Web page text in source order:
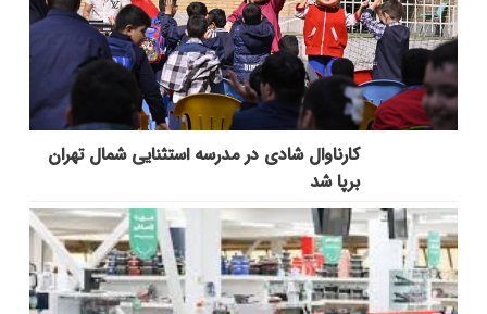
کارناوال شادی در مدرسه استثنایی شمال تهران
برپا شد